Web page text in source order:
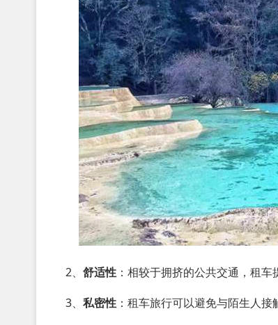
2、 舒适性 ：相较于拥挤的公共交通，租
3、 私密性 ：租车旅行可以避免与陌生人